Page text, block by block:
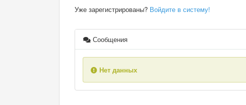
Уже зарегистрированы? Войдите в систему!
Сообщения
Нет данных